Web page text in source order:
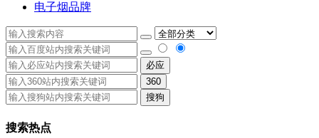
电子烟品牌
必应
360
搜狗
搜索热点